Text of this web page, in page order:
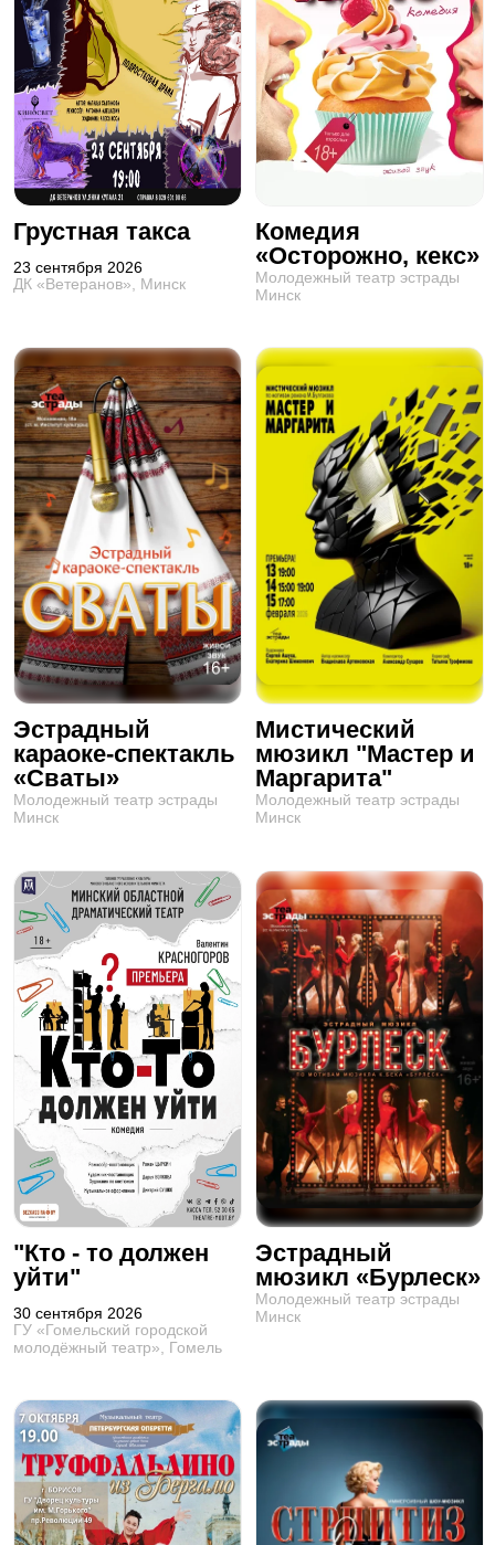
Грустная такса
23 сентября 2026
ДК «Ветеранов», Минск
Комедия
«Осторожно, кекс»
Молодежный театр эстрады
Минск
Эстрадный
караоке-спектакль
«Сваты»
Молодежный театр эстрады
Минск
Мистический
мюзикл "Мастер и
Маргарита"
Молодежный театр эстрады
Минск
"Кто - то должен
уйти"
30 сентября 2026
ГУ «Гомельский городской
молодёжный театр», Гомель
Эстрадный
мюзикл «Бурлеск»
Молодежный театр эстрады
Минск